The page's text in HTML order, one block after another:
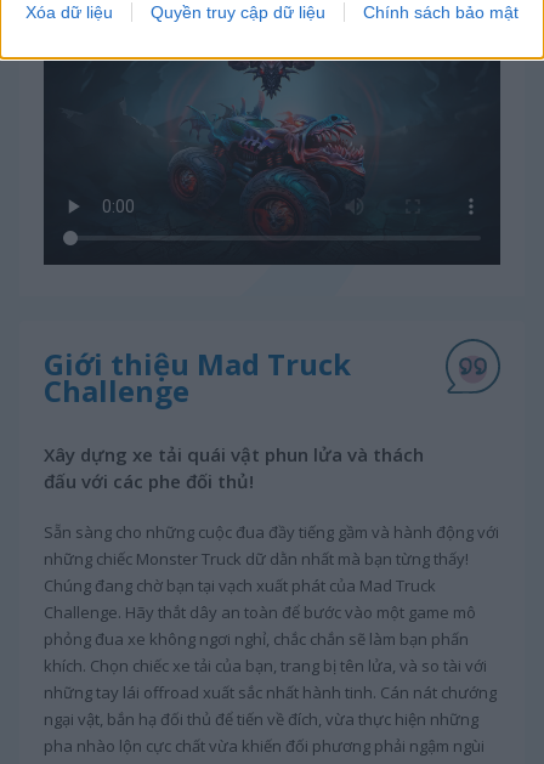
Xóa dữ liệu Quyền truy cập dữ liệu Chính sách bảo mật
Giới thiệu Mad Truck
Challenge
Xây dựng xe tải quái vật phun lửa và thách
đấu với các phe đối thủ!
Sẵn sàng cho những cuộc đua đầy tiếng gầm và hành động với
những chiếc Monster Truck dữ dằn nhất mà bạn từng thấy!
Chúng đang chờ bạn tại vạch xuất phát của Mad Truck
Challenge. Hãy thắt dây an toàn để bước vào một game mô
phỏng đua xe không ngơi nghỉ, chắc chắn sẽ làm bạn phấn
khích. Chọn chiếc xe tải của bạn, trang bị tên lửa, và so tài với
những tay lái offroad xuất sắc nhất hành tinh. Cán nát chướng
ngại vật, bắn hạ đối thủ để tiến về đích, vừa thực hiện những
pha nhào lộn cực chất vừa khiến đối phương phải ngậm ngùi